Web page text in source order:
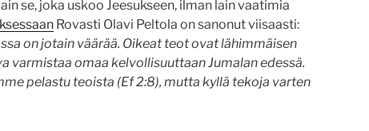
se, joka uskoo Jeesukseen, ilman lain vaatimia
Rovasti Olavi Peltola on sanonut viisaasti:
on jotain väärää. Oikeat teot ovat lähimmäisen
varmistaa omaa kelvollisuuttaan Jumalan edessä.
pelastu teoista (Ef 2:8), mutta kyllä tekoja varten